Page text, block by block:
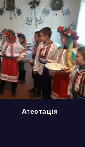
Атестація